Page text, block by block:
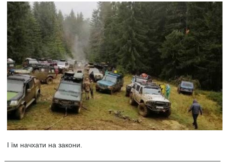
І їм начхати на закони.